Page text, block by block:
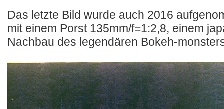
Das letzte Bild wurde auch 2016
mit einem Porst 135mm/f=1:2,8, einem
Nachbau des legendären Bokeh-